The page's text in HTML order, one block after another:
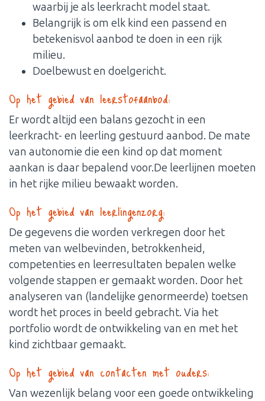
waarbij je als leerkracht model staat.
Belangrijk is om elk kind een passend en
betekenisvol aanbod te doen in een rijk
milieu.
Doelbewust en doelgericht.
Op het gebied van leerstofaanbod:
Er wordt altijd een balans gezocht in een
leerkracht- en leerling gestuurd aanbod. De mate
van autonomie die een kind op dat moment
aankan is daar bepalend voor.De leerlijnen moeten
in het rijke milieu bewaakt worden.
Op het gebied van leerlingenzorg:
De gegevens die worden verkregen door het
meten van welbevinden, betrokkenheid,
competenties en leerresultaten bepalen welke
volgende stappen er gemaakt worden. Door het
analyseren van (landelijke genormeerde) toetsen
wordt het proces in beeld gebracht. Via het
portfolio wordt de ontwikkeling van en met het
kind zichtbaar gemaakt.
Op het gebied van contacten met ouders:
Van wezenlijk belang voor een goede ontwikkeling